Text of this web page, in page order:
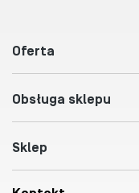
Oferta
Obsługa sklepu
Sklep